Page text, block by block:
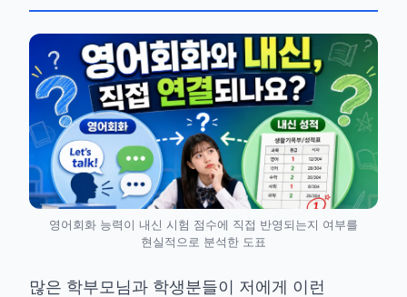
영어회화 능력이 내신 시험 점수에 직접 반영되는지 여부를
현실적으로 분석한 도표
많은 학부모님과 학생분들이 저에게 이런